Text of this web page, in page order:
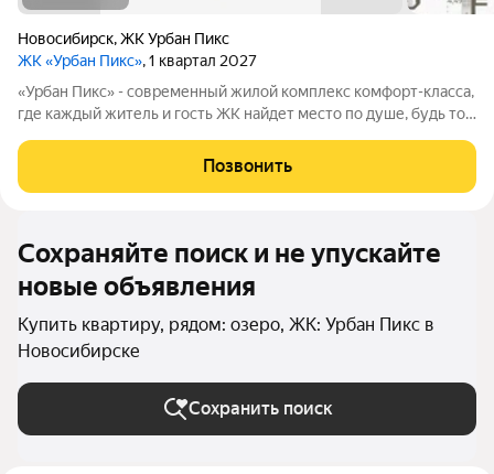
Новосибирск,ЖК Урбан Пикс
ЖК «Урбан Пикс», 1 квартал 2027
«Урбан Пикс» - cовременный жилой комплекс комфорт-класса,
где каждый житель и гость ЖК найдет место по душе, будь то
дерева. Дома, объединенные одной концепцией, станут
точкой притяжения,
Позвонить
Сохраняйте поиск и не упускайте
новые объявления
Купить квартиру, рядом: озеро, ЖК: Урбан Пикс в
Новосибирске
Сохранить поиск